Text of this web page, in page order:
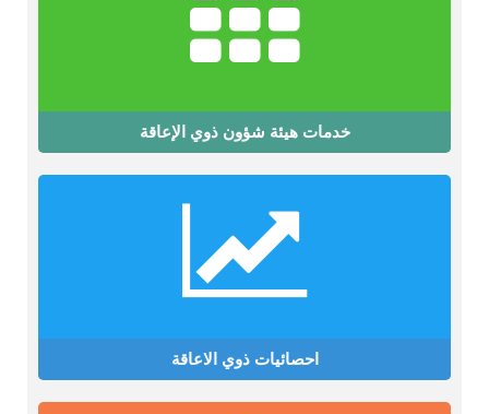
خدمات هيئة شؤون ذوي الإعاقة
احصائيات ذوي الاعاقة